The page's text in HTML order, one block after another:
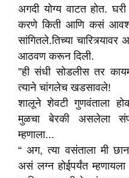
अगदी योग्य वाटत होत.
करणे किती आणि कसं
सांगितले.तिच्या
आठवण करून दिली.
”ही संधी सोडलीस तर
त्याने चांगलेच खडसावले!
शालूने शेवटी गुणवंताला
मुळचा बेरकी असलेला
म्हणाला...
“अग,त्या वसंताला मी
असं लग्न होईपर्यंत